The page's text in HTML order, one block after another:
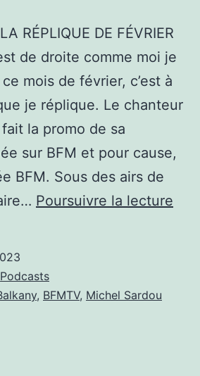
RÉPLIQUE DE FÉVRIER
de droite comme moi je
mois de février, c’est à
je réplique. Le chanteur
la promo de sa
sur BFM et pour cause,
BFM. Sous des airs de
Poursuivre la lecture
Podcasts
, BFMTV, Michel Sardou